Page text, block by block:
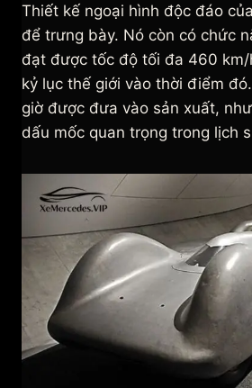
Thiết kế ngoại hình độc đáo
để trưng bày. Nó còn có chức
đạt được tốc độ tối đa 460
kỷ lục thế giới vào thời điểm
giờ được đưa vào sản xuất,
dấu mốc quan trọng trong lịch